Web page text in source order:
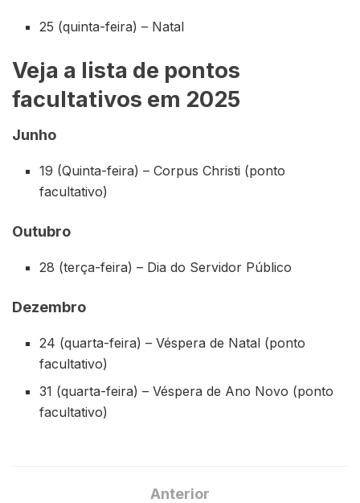
25 (quinta-feira) – Natal
Veja a lista de pontos
facultativos em 2025
Junho
19 (Quinta-feira) – Corpus Christi (ponto
facultativo)
Outubro
28 (terça-feira) – Dia do Servidor Público
Dezembro
24 (quarta-feira) – Véspera de Natal (ponto
facultativo)
31 (quarta-feira) – Véspera de Ano Novo (ponto
facultativo)
Anterior